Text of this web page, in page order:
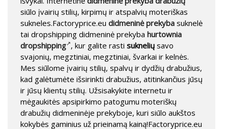
siūlo įvairių stilių, kirpimų ir atspalvių moteriškas
sukneles.Factoryprice.eu didmeninė prekyba suknelė
tai dropshipping didmeninė prekyba hurtownia
dropshipping , kur galite rasti suknelių savo
svajonių, megztiniai, megztiniai, švarkai ir kelnės.
Mes siūlome įvairių stilių, spalvų ir dydžių drabužius,
kad galėtumėte išsirinkti drabužius, atitinkančius jūsų
ir jūsų klientų stilių. Užsisakykite internetu ir
mėgaukitės apsipirkimo patogumu moteriškų
drabužių didmeninėje prekyboje, kuri siūlo aukštos
kokybės gaminius už prieinamą kainą!Factoryprice.eu